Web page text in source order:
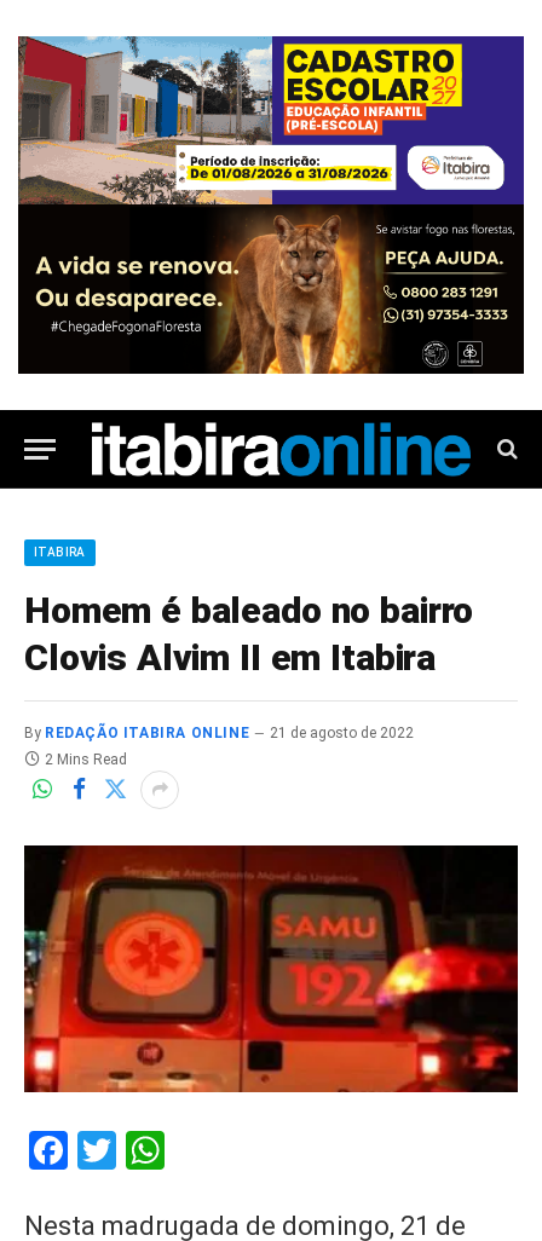
ITABIRA
Homem é baleado no bairro
Clovis Alvim II em Itabira
By REDAÇÃO ITABIRA ONLINE
21 de agosto de 2022
2 Mins Read
Facebook
Twitter
Nesta madrugada de domingo, 21 de